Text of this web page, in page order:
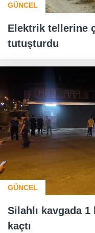
GÜNCEL
Elektrik tellerine
tutuşturdu
GÜNCEL
Silahlı kavgada
kaçtı